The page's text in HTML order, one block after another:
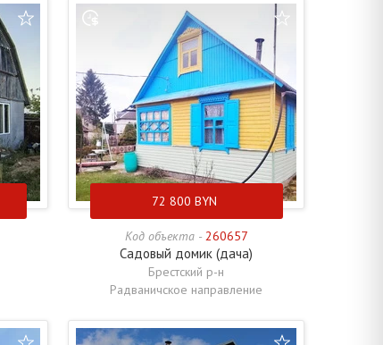
72 800 BYN
Код объекта - 260657
Садовый домик (дача)
Брестский р-н
Радваничское направление